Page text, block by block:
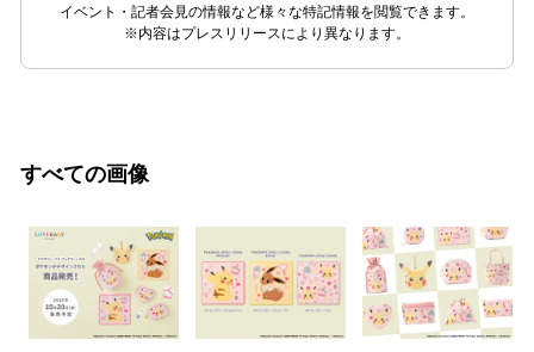
イベント・記者会見の情報など様々な特記情報を閲覧できます。
※内容はプレスリリースにより異なります。
すべての画像